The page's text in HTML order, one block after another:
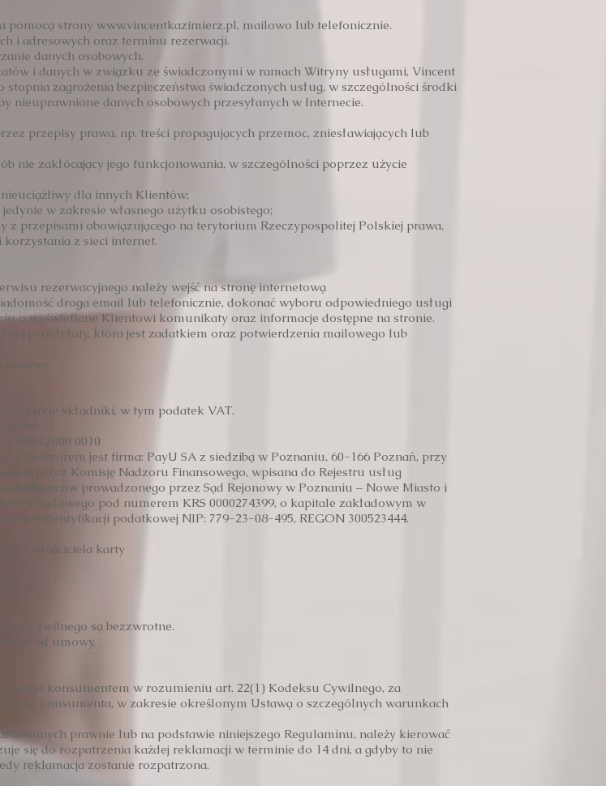
pomocą strony www.vincentkazimierz.pl, mailowo lub telefonicznie.
i adresowych oraz terminu rezerwacji.
danych osobowych.
i danych w związku ze świadczonymi w ramach Witryny usługami, Vincent
zagrożenia bezpieczeństwa świadczonych usług, w szczególności środki
nieuprawnione danych osobowych przesyłanych w Internecie.
przepisy prawa, np. treści propagujących przemoc, zniesławiających lub
nie zakłócający jego funkcjonowania, w szczególności poprzez użycie
dla innych Klientów;
w zakresie własnego użytku osobistego;
z przepisami obowiązującego na terytorium Rzeczypospolitej Polskiej prawa,
z sieci internet.
rezerwacyjnego należy wejść na stronę internetową
droga email lub telefonicznie, dokonać wyboru odpowiedniego usługi
o wyświetlane Klientowi komunikaty oraz informacje dostępne na stronie.
przedpłaty, która jest zadatkiem oraz potwierdzenia mailowego lub
umowy.
składniki, w tym podatek VAT.
8398 2000 0010
Operatorem jest firma: PayU SA z siedzibą w Poznaniu, 60-166 Poznań, przy
przez Komisję Nadzoru Finansowego, wpisana do Rejestru usług
prowadzonego przez Sąd Rejonowy w Poznaniu – Nowe Miasto i
Sądowego pod numerem KRS 0000274399, o kapitale zakładowym w
identyfikacji podatkowej NIP: 779-23-08-495, REGON 300523444.
właściciela karty
Cywilnego są bezzwrotne.
od umowy.
konsumentem w rozumieniu art. 22(1) Kodeksu Cywilnego, za
tego konsumenta, w zakresie określonym Ustawą o szczególnych warunkach
prawnie lub na podstawie niniejszego Regulaminu, należy kierować
się do rozpatrzenia każdej reklamacji w terminie do 14 dni, a gdyby to nie
reklamacja zostanie rozpatrzona.